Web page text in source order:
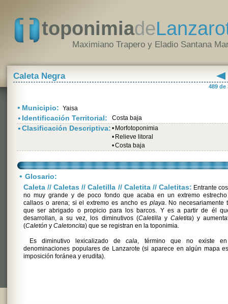
toponimiade
Maximiano Trapero y Eladio Santana
Caleta Negra
489 de
• Municipio: Yaisa
• Identificación Territorial: Costa baja
•Clasificación Descriptiva: • Morfotoponimia
• Relieve litoral
•Costa baja
• Glosario:
Caleta // Caletas // Caletilla // Caletita // Caletitas: Entrante
no muy grande y de poco fondo que acaba en un extremo
callaos o arena; si el extremo es ancho es playa. No necesariamente
que ser abrigado o propicio para los barcos. Y es a partir de él
desarrollan, a su vez, los diminutivos (Caletillay Caletita) y
(Caletón y Caletoncita) que se registran en la toponimia.
Es diminutivo lexicalizado decala, término que no existe
denominaciones populares de Lanzarote (si aparece en algún mapa
imposición foránea y erudita).